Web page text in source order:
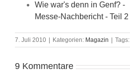
Wie war's denn in Genf? -
Messe-Nachbericht - Teil 2
7. Juli 2010 Kategorien: Magazin Tags:
9 Kommentare